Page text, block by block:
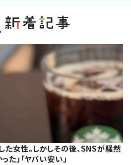
た女性。しかしその後、SNSが騒然
た」「ヤバい安い」